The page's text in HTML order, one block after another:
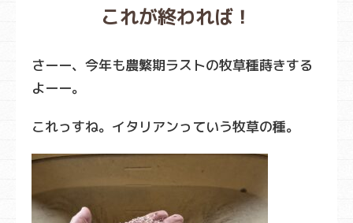
これが終われば！
さーー、今年も農繁期ラストの牧草種蒔きする
よーー。
これっすね。イタリアンっていう牧草の種。